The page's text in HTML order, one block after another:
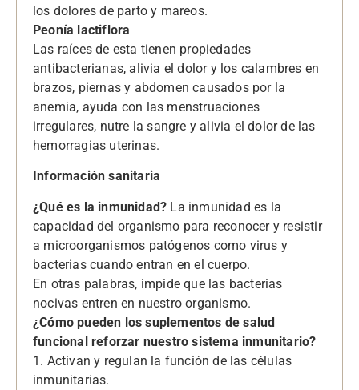
los dolores de parto y mareos.
Peonía lactiflora
Las raíces de esta tienen propiedades
antibacterianas, alivia el dolor y los calambres en
brazos, piernas y abdomen causados por la
anemia, ayuda con las menstruaciones
irregulares, nutre la sangre y alivia el dolor de las
hemorragias uterinas.
Información sanitaria
¿Qué es la inmunidad? La inmunidad es la
capacidad del organismo para reconocer y resistir
a microorganismos patógenos como virus y
bacterias cuando entran en el cuerpo.
En otras palabras, impide que las bacterias
nocivas entren en nuestro organismo.
¿Cómo pueden los suplementos de salud
funcional reforzar nuestro sistema inmunitario?
1. Activan y regulan la función de las células
inmunitarias.